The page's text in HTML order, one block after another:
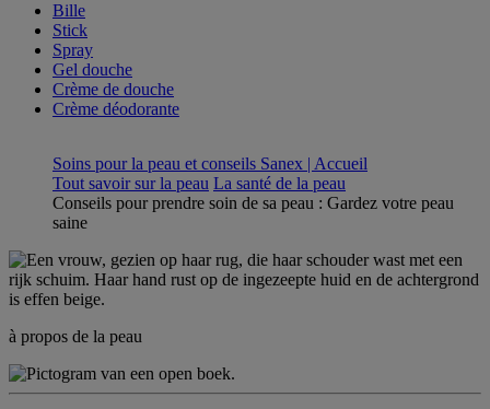
Bille
Stick
Spray
Gel douche
Crème de douche
Crème déodorante
Soins pour la peau et conseils Sanex | Accueil
Tout savoir sur la peau La santé de la peau
Conseils pour prendre soin de sa peau : Gardez votre peau
saine
à propos de la peau